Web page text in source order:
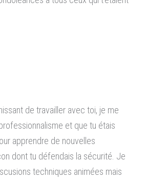
de travailler avec toi, je me
et que tu étais
apprendre de nouvelles
dont tu défendais la sécurité. Je
techniques animées mais